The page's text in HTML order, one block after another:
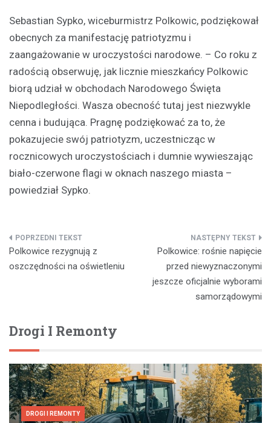
Sebastian Sypko, wiceburmistrz Polkowic, podziękował
obecnych za manifestację patriotyzmu i
zaangażowanie w uroczystości narodowe. – Co roku z
radością obserwuję, jak licznie mieszkańcy Polkowic
biorą udział w obchodach Narodowego Święta
Niepodległości. Wasza obecność tutaj jest niezwykle
cenna i budująca. Pragnę podziękować za to, że
pokazujecie swój patriotyzm, uczestnicząc w
rocznicowych uroczystościach i dumnie wywieszając
biało-czerwone flagi w oknach naszego miasta –
powiedział Sypko.
Nawigacja
wpisu
Polkowice rezygnują z
oszczędności na oświetleniu
Polkowice: rośnie napięcie
przed niewyznaczonymi
jeszcze oficjalnie wyborami
samorządowymi
Drogi I Remonty
DROGI I REMONTY